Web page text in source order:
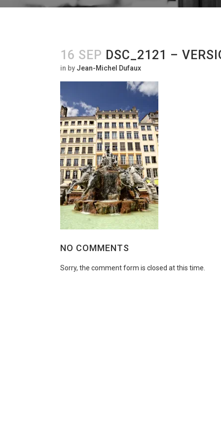
16 SEP DSC_2121 –
in by Jean-Michel Dufaux
NO COMMENTS
Sorry, the comment form is closed at this time.